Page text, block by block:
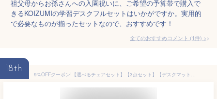
祖父母からお孫さんへの入園祝いに、ご希望の予算帯で購入で
きるKOIZUMIの学習デスクフルセットはいかがですか。実用的
で必要なものが揃ったセットなので、おすすめです！
全てのおすすめコメント (1件) >
18th
9%OFFクーポン!【選べるチェアセット】【3点セット】【デスクマット★文具セット付き】コイズミ 2026年 学習机 CDコンパクト ハート CDR デスク チェア セット カラーデスク 勉強机/シーディーコンパクト/koizumi